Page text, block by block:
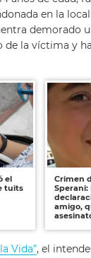
en la
demorado
de la víctima y
el
tuits
Crimen
Sperani:
amigo,
Vida”, el